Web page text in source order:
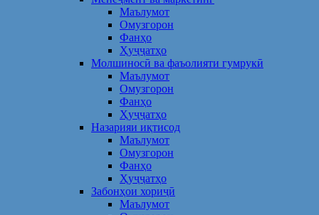
Маълумот
Омузгорон
Фанҳо
Ҳуҷҷатҳо
Молшиносӣ ва фаъолияти гумрукӣ
Маълумот
Омузгорон
Фанҳо
Ҳуҷҷатҳо
Назарияи иқтисод
Маълумот
Омузгорон
Фанҳо
Ҳуҷҷатҳо
Забонҳои хориҷӣ
Маълумот